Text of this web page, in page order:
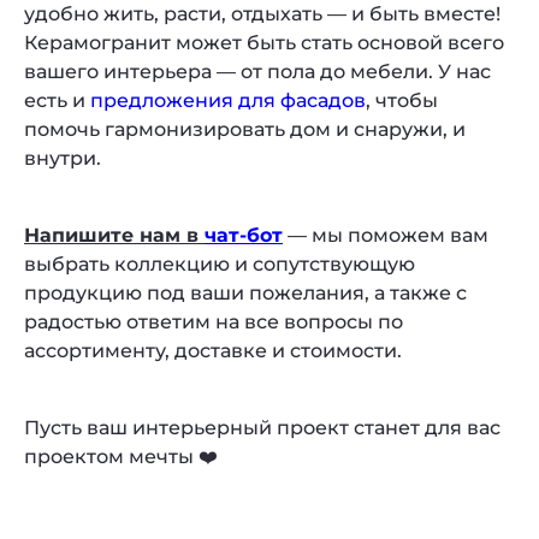
удобно жить, расти, отдыхать — и быть вместе!
Керамогранит может быть стать основой всего
вашего интерьера — от пола до мебели. У нас
есть и предложения для фасадов, чтобы
помочь гармонизировать дом и снаружи, и
внутри.
Напишите нам в чат-бот — мы поможем вам
выбрать коллекцию и сопутствующую
продукцию под ваши пожелания, а также с
радостью ответим на все вопросы по
ассортименту, доставке и стоимости.
Пусть ваш интерьерный проект станет для вас
проектом мечты ❤️